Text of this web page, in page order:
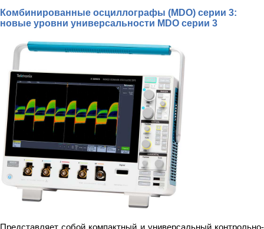
Комбинированные осциллографы (MDO) серии 3:
новые уровни универсальности MDO серии 3